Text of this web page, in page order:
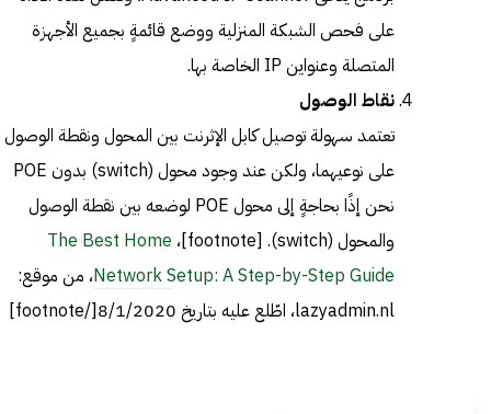
على فحص الشبكة المنزلية ووضع قائمةٍ بجميع الأجهزة
المتصلة وعنواين IP الخاصة بها.
نقاط الوصول
تعتمد سهولة توصيل كابل الإثرنت بين المحول ونقطة الوصول
على نوعيهما، ولكن عند وجود محول (switch) بدون POE
نحن إذًا بحاجةٍ إلى محول POE لوضعه بين نقطة الوصول
والمحول (switch). [footnote]،
The Best Home
Network Setup: A Step-by-Step Guide، من موقع:
lazyadmin.nl، اطّلع عليه بتاريخ 8/1/2020[/footnote]